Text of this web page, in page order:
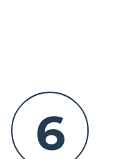
6